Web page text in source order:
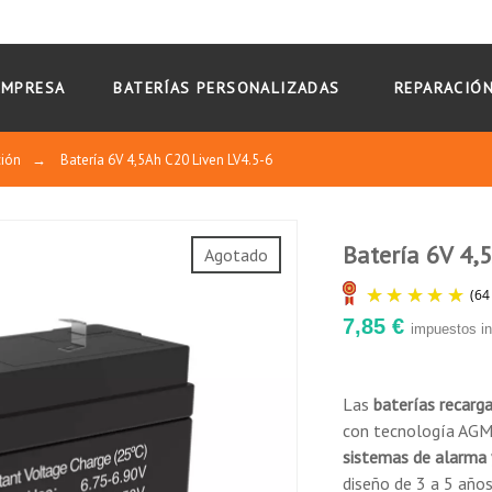
BATERÍAS PERSONALIZADAS
→ Batería 6V 4,5Ah C20 Liven LV4.5-6
Agotado Batería 6V
7,85 € impuestos
Las baterías
con tecnología
sistemas de alarma
diseño de 3 a 5
de antimonio.
1★